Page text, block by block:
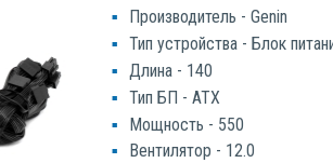
Производитель - Genin
Тип устройства - Блок
Длина - 140
Тип БП - ATX
Мощность - 550
Вентилятор - 12.0